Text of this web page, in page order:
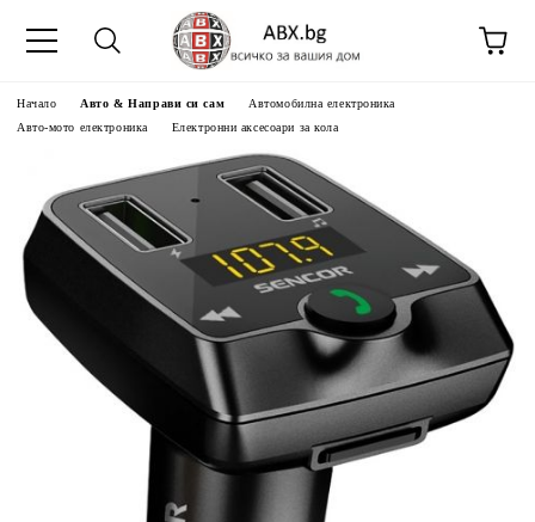
Начало Авто & Направи си сам
Автомобилна електроника
Авто-мото електроника
Електронни аксесоари за кола